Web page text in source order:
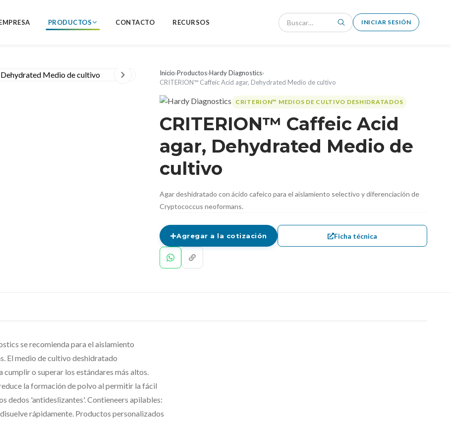
PRODUCTOS CONTACTO RECURSOS INICIAR SESIÓN
Inicio›Productos›Hardy Diagnostics›
CRITERION™ Caffeic Acid agar, Dehydrated Medio de cultivo
CRITERION™ MEDIOS DE CULTIVO DESHIDRATADOS
CRITERION™ Caffeic Acid
agar, Dehydrated Medio de
cultivo
Agar deshidratado con ácido cafeico para el aislamiento selectivo y diferenciación de
Cryptococcus neoformans.
Agregar a la cotización Ficha técnica
se recomienda para el aislamiento
El medio de cultivo deshidratado
o superar los estándares más altos.
la formación de polvo al permitir la fácil
dedos 'antideslizantes'. Contieneers apilables:
rápidamente. Productos personalizados